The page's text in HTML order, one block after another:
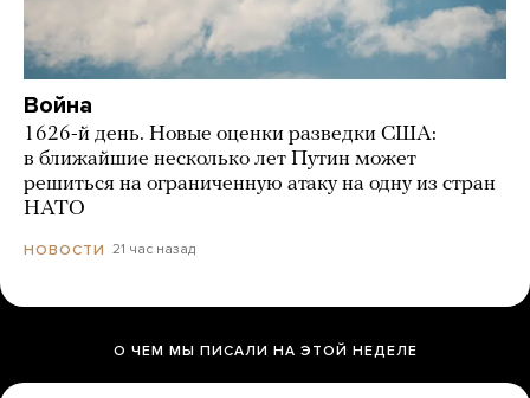
Война
1626-й день. Новые оценки разведки США:
в ближайшие несколько лет Путин может
решиться на ограниченную атаку на одну из стран
НАТО
НОВОСТИ 21 час назад
О ЧЕМ МЫ ПИСАЛИ НА ЭТОЙ НЕДЕЛЕ